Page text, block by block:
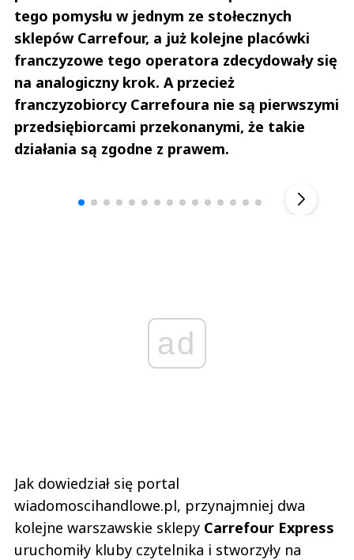
tego pomysłu w jednym ze stołecznych
sklepów Carrefour, a już kolejne placówki
franczyzowe tego operatora zdecydowały się
na analogiczny krok. A przecież
franczyzobiorcy Carrefoura nie są pierwszymi
przedsiębiorcami przekonanymi, że takie
działania są zgodne z prawem.
ad
Jak dowiedział się portal
wiadomoscihandlowe.pl, przynajmniej dwa
kolejne warszawskie sklepy Carrefour Express
uruchomiły kluby czytelnika i stworzyły na
Andrzej i Marta Sterniccy